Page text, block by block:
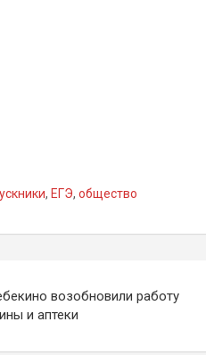
, ЕГЭ, общество
возобновили работу
и аптеки